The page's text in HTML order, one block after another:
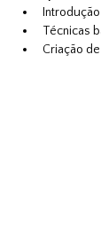
Técnicas
Criação